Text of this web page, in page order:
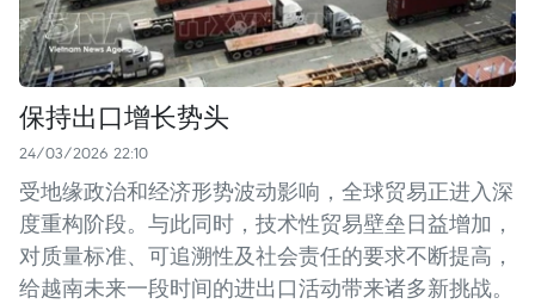
保持出口增长势头
24/03/2026 22:10
受地缘政治和经济形势波动影响，全球贸易正进入深
度重构阶段。与此同时，技术性贸易壁垒日益增加，
对质量标准、可追溯性及社会责任的要求不断提高，
给越南未来一段时间的进出口活动带来诸多新挑战。